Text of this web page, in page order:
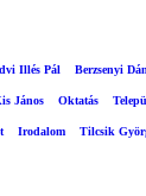
Illés Pál Berzsenyi
János Oktatás
Irodalom Tilcsik